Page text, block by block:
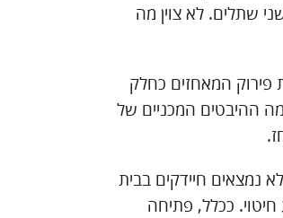
שתלים. לא צוין מה
המאחזים כחלק
ההיבטים המכניים של
נמצאים חיידקים בבית
ככלל, פתיחה